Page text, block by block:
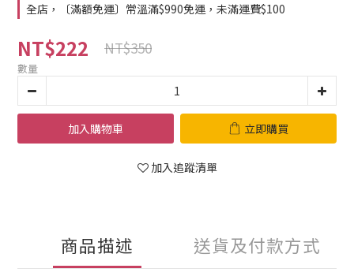
全店，〔滿額免運〕常溫滿$990免運，未滿運費$100
NT$222 NT$350
數量
加入購物車 立即購買
加入追蹤清單
商品描述 送貨及付款方式